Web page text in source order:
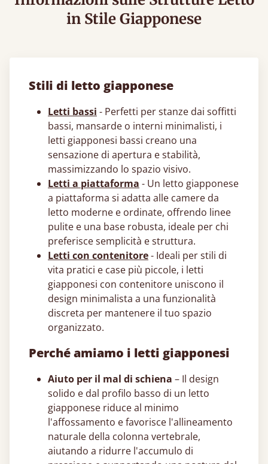
in Stile Giapponese
Stili di letto giapponese
Letti bassi - Perfetti per stanze dai soffitti
bassi, mansarde o interni minimalisti, i
letti giapponesi​ bassi creano una
sensazione di apertura e stabilità,
massimizzando lo spazio visivo.
Letti a piattaforma - Un letto giapponese​
a piattaforma si adatta alle camere da
letto moderne e ordinate, offrendo linee
pulite e una base robusta, ideale per chi
preferisce semplicità e struttura.
Letti con contenitore- Ideali per stili di
vita pratici e case più piccole, i letti
giapponesi​ con contenitore uniscono il
design minimalista a una funzionalità
discreta per mantenere il tuo spazio
organizzato.
Perché amiamo i letti giapponesi​
Aiuto per il mal di schiena – Il design
solido e dal profilo basso di un letto
giapponese​ riduce al minimo
l'affossamento e favorisce l'allineamento
naturale della colonna vertebrale,
aiutando a ridurre l'accumulo di